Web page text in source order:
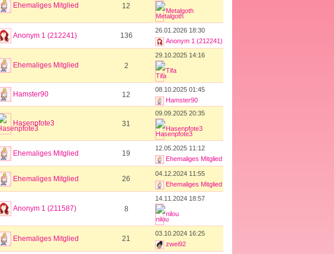
Ehemaliges Mitglied 12
Metalgoth
Anonym 1 (212241) 136
26.01.2026 18:30
Anonym 1 (212241)
Ehemaliges Mitglied 2
29.10.2025 14:16
Tifa
Hamster90 12
08.10.2025 01:45
Hamster90
Hasenpfote3 31
09.09.2025 20:35
Hasenpfote3
Ehemaliges Mitglied 19
12.05.2025 11:12
Ehemaliges Mitglied
Ehemaliges Mitglied 26
04.12.2024 11:55
Ehemaliges Mitglied
Anonym 1 (211587) 8
14.11.2024 18:57
nilou
Ehemaliges Mitglied 21
03.10.2024 16:25
zwei92